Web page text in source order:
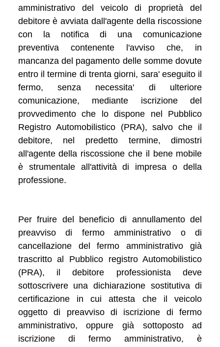
amministrativo del veicolo di proprietà del
debitore è avviata dall'agente della riscossione
con la notifica di una comunicazione
preventiva contenente l'avviso che, in
mancanza del pagamento delle somme dovute
entro il termine di trenta giorni, sara' eseguito il
fermo, senza necessita' di ulteriore
comunicazione, mediante iscrizione del
provvedimento che lo dispone nel Pubblico
Registro Automobilistico (PRA), salvo che il
debitore, nel predetto termine, dimostri
all'agente della riscossione che il bene mobile
è strumentale all'attività di impresa o della
professione.
Per fruire del beneficio di annullamento del
preavviso di fermo amministrativo o di
cancellazione del fermo amministrativo già
trascritto al Pubblico registro Automobilistico
(PRA), il debitore professionista deve
sottoscrivere una dichiarazione sostitutiva di
certificazione in cui attesta che il veicolo
oggetto di preavviso di iscrizione di fermo
amministrativo, oppure già sottoposto ad
iscrizione di fermo amministrativo, è